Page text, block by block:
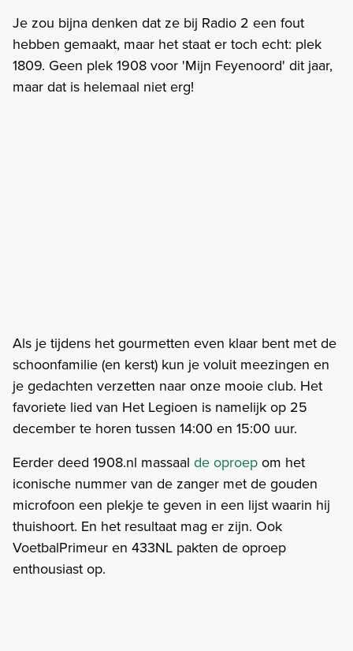
Je zou bijna denken dat ze bij Radio 2 een fout
hebben gemaakt, maar het staat er toch echt: plek
1809. Geen plek 1908 voor 'Mijn Feyenoord' dit jaar,
maar dat is helemaal niet erg!
Als je tijdens het gourmetten even klaar bent met de
schoonfamilie (en kerst) kun je voluit meezingen en
je gedachten verzetten naar onze mooie club. Het
favoriete lied van Het Legioen is namelijk op 25
december te horen tussen 14:00 en 15:00 uur.
Eerder deed 1908.nl massaal de oproepom het
iconische nummer van de zanger met de gouden
microfoon een plekje te geven in een lijst waarin hij
thuishoort. En het resultaat mag er zijn. Ook
VoetbalPrimeur en 433NL pakten de oproep
enthousiast op.